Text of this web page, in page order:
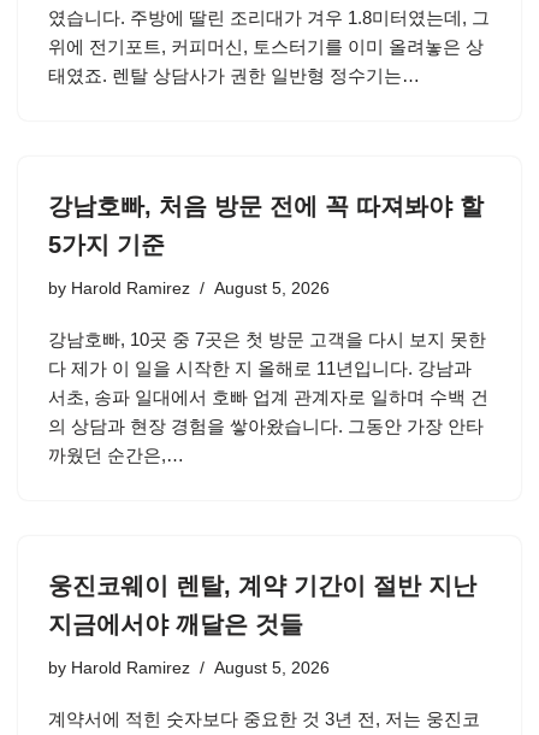
였습니다. 주방에 딸린 조리대가 겨우 1.8미터였는데, 그
위에 전기포트, 커피머신, 토스터기를 이미 올려놓은 상
태였죠. 렌탈 상담사가 권한 일반형 정수기는…
강남호빠, 처음 방문 전에 꼭 따져봐야 할
5가지 기준
by Harold Ramirez August 5, 2026
강남호빠, 10곳 중 7곳은 첫 방문 고객을 다시 보지 못한
다 제가 이 일을 시작한 지 올해로 11년입니다. 강남과
서초, 송파 일대에서 호빠 업계 관계자로 일하며 수백 건
의 상담과 현장 경험을 쌓아왔습니다. 그동안 가장 안타
까웠던 순간은,…
웅진코웨이 렌탈, 계약 기간이 절반 지난
지금에서야 깨달은 것들
by Harold Ramirez August 5, 2026
계약서에 적힌 숫자보다 중요한 것 3년 전, 저는 웅진코